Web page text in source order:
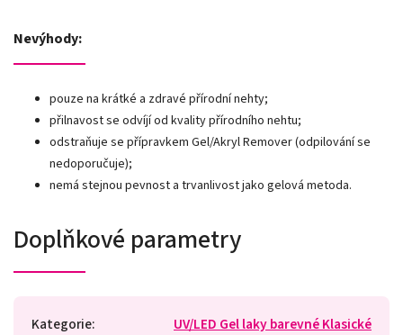
Nevýhody:
pouze na krátké a zdravé přírodní nehty;
přilnavost se odvíjí od kvality přírodního nehtu;
odstraňuje se přípravkem Gel/Akryl Remover (odpilování se
nedoporučuje);
nemá stejnou pevnost a trvanlivost jako gelová metoda.
Doplňkové parametry
Kategorie: UV/LED Gel laky barevné Klasické